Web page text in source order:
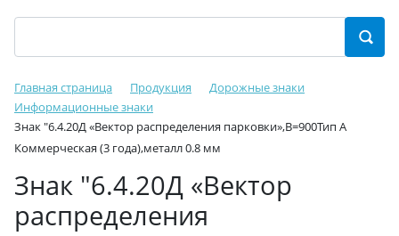
Главная страница Продукция
Дорожные знаки
Информационные знаки
Знак "6.4.20Д «Вектор распределения парковки»,B=900Тип А
Коммерческая (3 года),металл 0.8 мм
Знак "6.4.20Д «Вектор
распределения